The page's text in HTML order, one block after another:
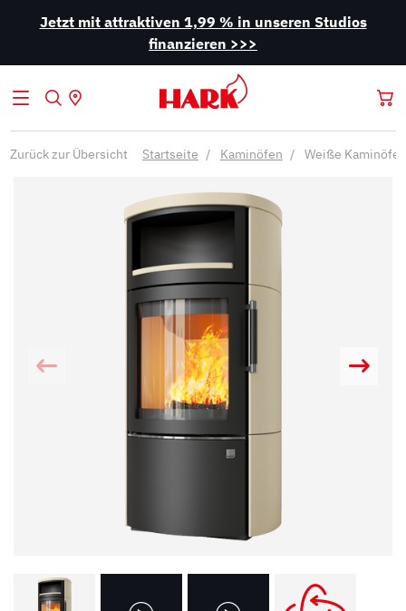
Jetzt mit attraktiven 1,99 % in unseren Studios
finanzieren >>>
Zurück zur Übersicht Startseite Kaminöfen Weiße Kaminöfen